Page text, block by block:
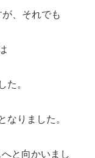
、それでも
た。
なりました。
と向かいまし